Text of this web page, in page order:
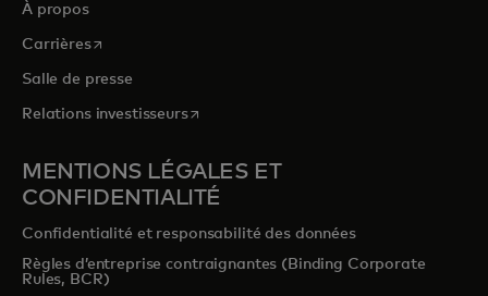
À propos
Carrièress’ouvre dans un nouvel onglet
Salle de presse
Relations investisseurss’ouvre dans un nouvel onglet
MENTIONS LÉGALES ET
CONFIDENTIALITÉ
Confidentialité et responsabilité des données
Règles d’entreprise contraignantes (Binding Corporate
Rules, BCR)